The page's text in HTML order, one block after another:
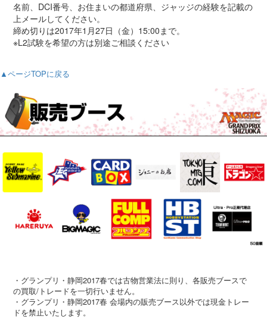
名前、DCI番号、お住まいの都道府県、ジャッジの経験を記載の
上メールしてください。
締め切りは2017年1月27日（金）15:00まで。
※L2試験を希望の方は別途ご相談ください
▲ページTOPに戻る
・グランプリ・静岡2017春では古物営業法に則り、各販売ブースで
の買取/トレードを一切行いません。
・グランプリ・静岡2017春 会場内の販売ブース以外では現金トレー
ドを禁止いたします。